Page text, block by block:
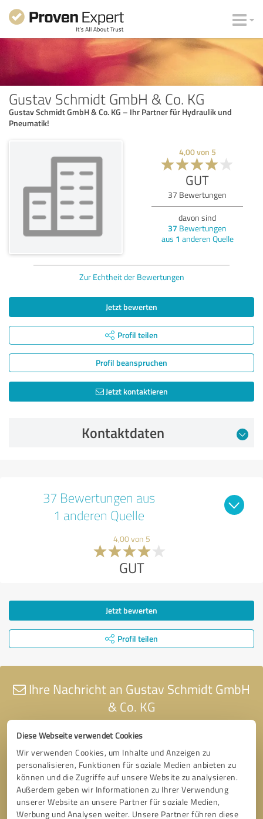
Diese Webseite verwendet Cookies
Wir verwenden Cookies, um Inhalte und Anzeigen zu
personalisieren, Funktionen für soziale Medien anbieten zu
können und die Zugriffe auf unsere Website zu analysieren.
Außerdem geben wir Informationen zu Ihrer Verwendung
unserer Website an unsere Partner für soziale Medien,
Werbung und Analysen weiter. Unsere Partner führen diese
Gustav Schmidt GmbH & Co. KG
Gustav Schmidt GmbH & Co. KG – Ihr Partner für Hydraulik und
Pneumatik!
4,00von 5
GUT
37 Bewertungen
davon sind
37 Bewertungen
aus 1 anderen Quelle
Zur Echtheit der Bewertungen
Jetzt bewerten
Profil teilen
Profil beanspruchen
Jetzt kontaktieren
Kontaktdaten
37 Bewertungen aus
1 anderen Quelle
4,00 von 5
GUT
Jetzt bewerten
Profil teilen
Ihre Nachricht an Gustav Schmidt GmbH
& Co. KG